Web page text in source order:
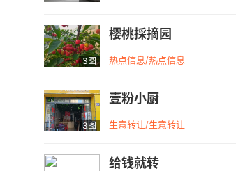
3图
樱桃採摘园
热点信息/热点信息
3图
壹粉小厨
生意转让/生意转让
给钱就转